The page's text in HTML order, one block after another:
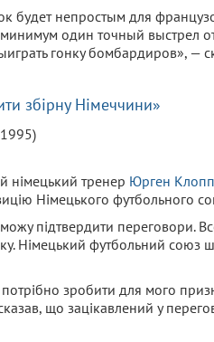
будет непростым для
один точный выстрел
гонку бомбардиров», —
збірну Німеччини»
німецький тренер Юрген Клопп
Німецького футбольного
підтвердити переговори.
Німецький футбольний союз
зробити для мого
що зацікавлений у